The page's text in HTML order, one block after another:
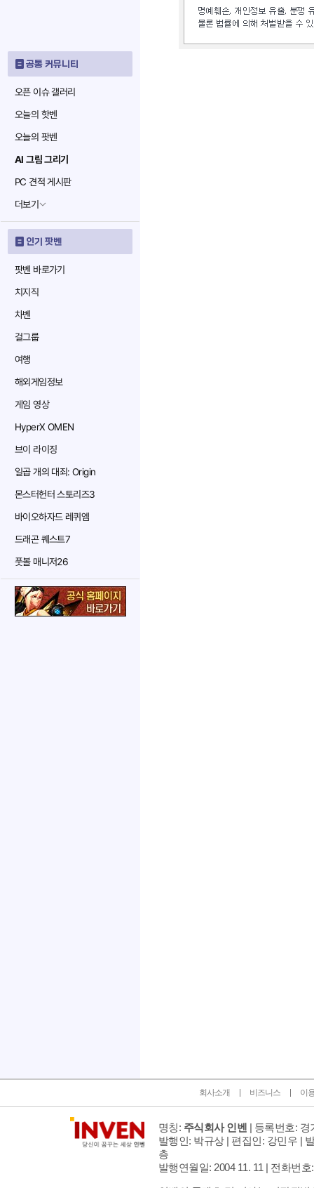
공통 커뮤니티
오픈 이슈 갤러리
오늘의 핫벤
오늘의 팟벤
AI 그림 그리기
PC 견적 게시판
더보기
인기 팟벤
팟벤 바로가기
치지직
차벤
걸그룹
여행
해외게임정보
게임 영상
HyperX OMEN
브이 라이징
일곱 개의 대죄: Origin
몬스터헌터 스토리즈3
바이오하자드 레퀴엠
드래곤 퀘스트7
풋볼 매니저26
회사소개 비즈니스 이
명칭: 주식회사 인벤 | 등록번호: 경
발행인: 박규상 | 편집인: 강민우 |
층
발행연월일: 2004 11. 11 | 전화번호